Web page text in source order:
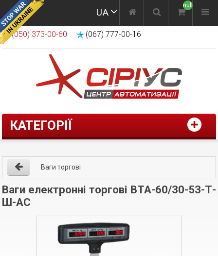
UA
null
(050) 373-00-60 (067) 777-00-16
КАТЕГОРІЇ
Ваги торгові
Ваги електронні торгові ВТА-60/30-53-Т-
Ш-АС